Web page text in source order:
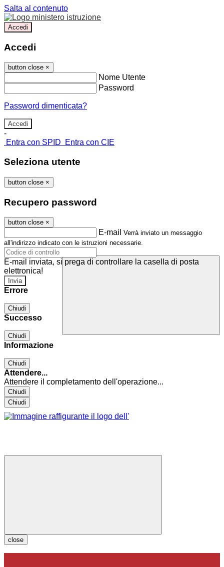
Salta al contenuto
Accedi
Accedi
button close ×
Nome Utente
Password
Password dimenticata?
-
Entra con SPID
Entra con CIE
Seleziona utente
button close ×
Recupero password
button close ×
E-mail Verrà inviato un messaggio
all'indirizzo indicato con le istruzioni necessarie.
E-mail inviata, si prega di controllare la casella di posta
elettronica!
Errore
Chiudi
Successo
Chiudi
Informazione
Chiudi
Attendere...
Attendere il completamento dell'operazione...
Chiudi
Chiudi
close